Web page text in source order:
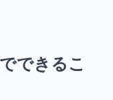
できるこ